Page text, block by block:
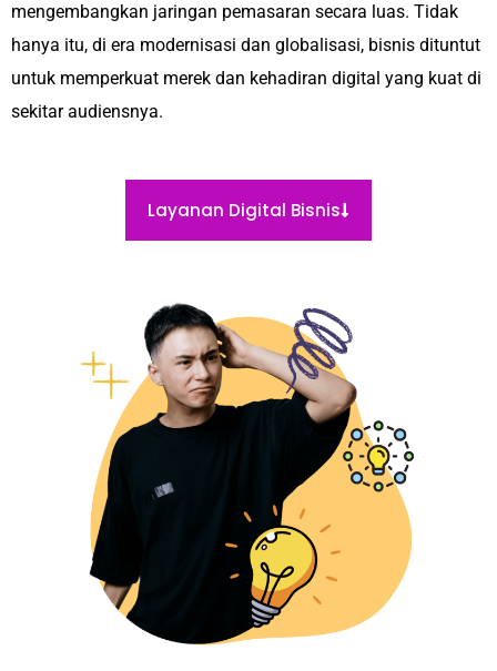
mengembangkan jaringan pemasaran secara luas. Tidak
hanya itu, di era modernisasi dan globalisasi, bisnis dituntut
untuk memperkuat merek dan kehadiran digital yang kuat di
sekitar audiensnya.
Layanan Digital Bisnis